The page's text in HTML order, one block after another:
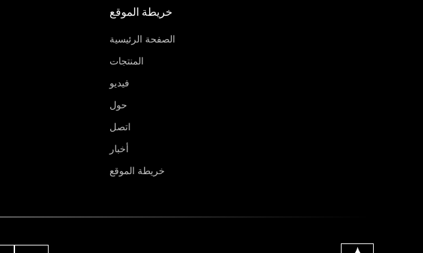
خريطة الموقع
الصفحة الرئيسية
المنتجات
فيديو
حول
اتصل
أخبار
خريطة الموقع